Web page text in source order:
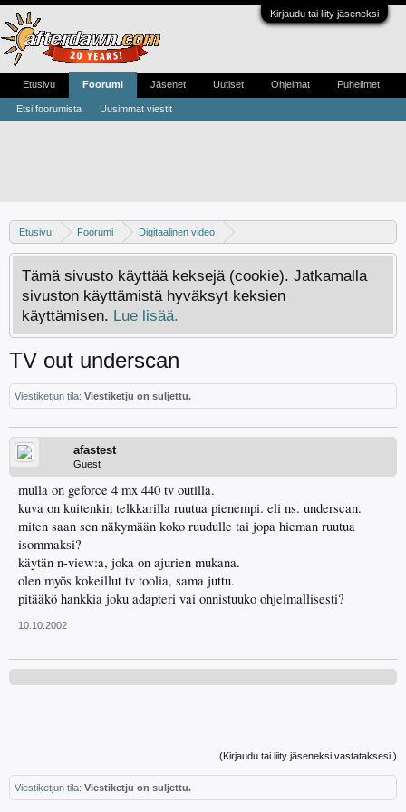
Kirjaudu tai liity jäseneksi
Etusivu Foorumi
Digitaalinen video
Digivideo-ongelmat ja -keskustelu
Tämä sivusto käyttää keksejä (cookie). Jatkamalla
sivuston käyttämistä hyväksyt keksien
käyttämisen. Lue lisää.
TV out underscan
Viestiketjun tila: Viestiketju on suljettu.
afastest
Guest
mulla on geforce 4 mx 440 tv outilla.
kuva on kuitenkin telkkarilla ruutua pienempi. eli ns. underscan.
miten saan sen näkymään koko ruudulle tai jopa hieman ruutua
isommaksi?
käytän n-view:a, joka on ajurien mukana.
olen myös kokeillut tv toolia, sama juttu.
pitääkö hankkia joku adapteri vai onnistuuko ohjelmallisesti?
10.10.2002
(Kirjaudu tai liity jäseneksi vastataksesi.)
Viestiketjun tila: Viestiketju on suljettu.
Etusivu Foorumi
Etsi foorumista Uusimmat viestit
Jäsenet Uutiset Ohjelmat Puhelimet